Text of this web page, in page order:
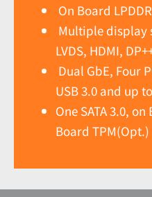
On Board
Multiple display
LVDS, HDMI,
Dual GbE, Four
USB 3.0 and up
One SATA 3.0,
Board TPM(Opt.)